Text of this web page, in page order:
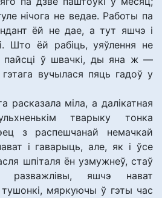
нічога не ведае. Работы па
ёй не дае, а тут яшчэ і
Што ёй рабіць, уяўлення не
ў швачкі, ды яна ж —
вучылася пяць гадоў у
расказала міла, а далікатная
тварыку тонка
з распешчанай немачкай
і гаварыць, але, як і ўсе
шпіталя ён узмужнеў, стаў
разважлівы, яшчэ нават
мяркуючы ў гэты час